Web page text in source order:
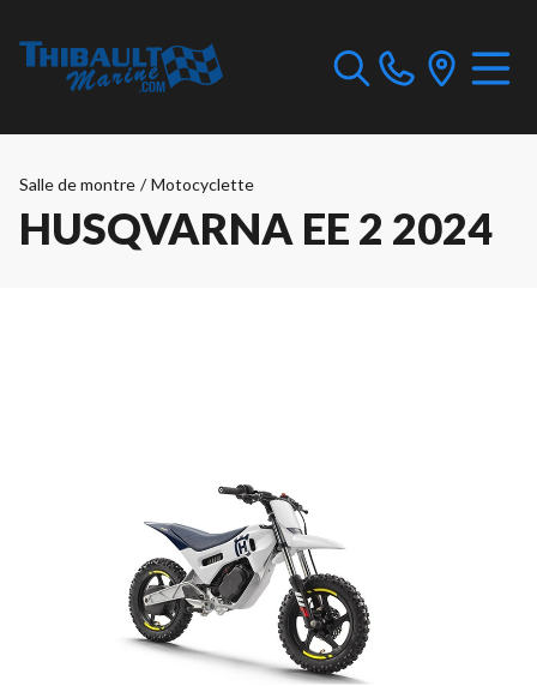
Salle de montre / Motocyclette
HUSQVARNA EE 2 2024